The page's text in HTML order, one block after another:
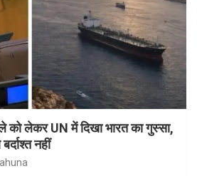
को लेकर UN में दिखा भारत का गुस्सा,
नहीं